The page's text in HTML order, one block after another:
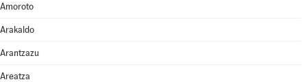
Amoroto
Arakaldo
Arantzazu
Areatza